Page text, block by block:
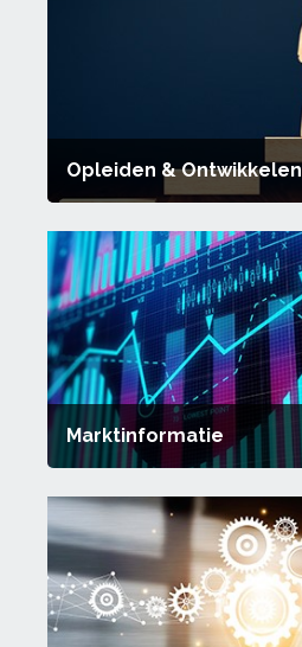
Opleiden & Ontwikkelen
Marktinformatie